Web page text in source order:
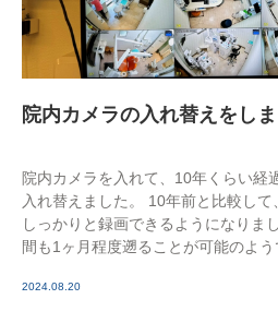
院内カメラの入れ替えをし
院内カメラを入れて、10年くらい経
入れ替えました。 10年前と比較し
しっかりと録画できるようになりま
間も1ヶ月程度遡ることが可能のよ
2024.08.20